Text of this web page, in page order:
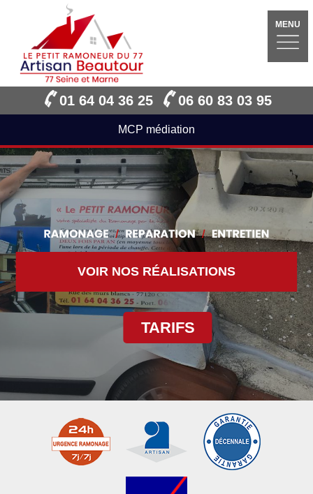
MENU
01 64 04 36 25 06 60 83 03 95
MCP médiation
VOIR NOS RÉALISATIONS
TARIFS